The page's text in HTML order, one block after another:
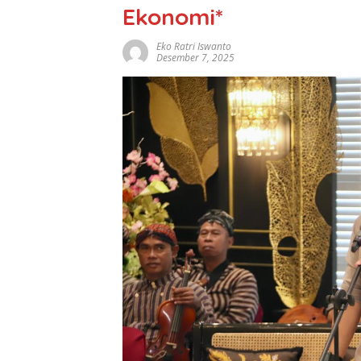
Ekonomi*
Eko Ratri Iswanto
Desember 7, 2025